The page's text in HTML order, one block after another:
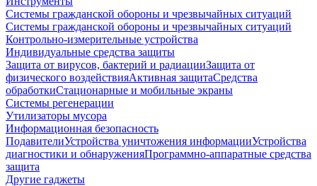
Системы гражданской обороны и чрезвычайных ситуаций
Системы гражданской обороны и чрезвычайных ситуаций
Контрольно-измерительные устройства
Индивидуальные средства защиты
Защита от вирусов, бактерий и радиацииЗащита от
физического воздействияАктивная защитаСредства
обработкиСтационарные и мобильные экраны
Системы регенерации
Утилизаторы мусора
Информационная безопасность
ПодавителиУстройства уничтожения информацииУстройства
диагностики и обнаруженияПрограммно-аппаратные средства
защита
Другие гаджеты